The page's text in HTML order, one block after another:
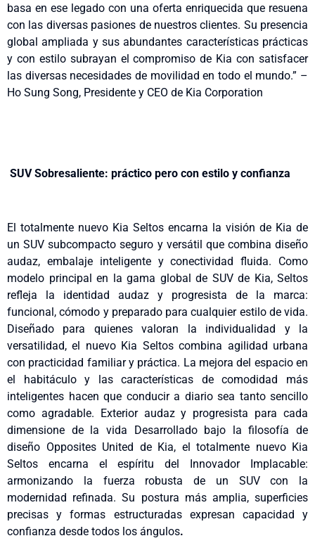
basa en ese legado con una oferta enriquecida que resuena
con las diversas pasiones de nuestros clientes. Su presencia
global ampliada y sus abundantes características prácticas
y con estilo subrayan el compromiso de Kia con satisfacer
las diversas necesidades de movilidad en todo el mundo.” –
Ho Sung Song, Presidente y CEO de Kia Corporation
SUV Sobresaliente: práctico pero con estilo y confianza
El totalmente nuevo Kia Seltos encarna la visión de Kia de
un SUV subcompacto seguro y versátil que combina diseño
audaz, embalaje inteligente y conectividad fluida. Como
modelo principal en la gama global de SUV de Kia, Seltos
refleja la identidad audaz y progresista de la marca:
funcional, cómodo y preparado para cualquier estilo de vida.
Diseñado para quienes valoran la individualidad y la
versatilidad, el nuevo Kia Seltos combina agilidad urbana
con practicidad familiar y práctica. La mejora del espacio en
el habitáculo y las características de comodidad más
inteligentes hacen que conducir a diario sea tanto sencillo
como agradable. Exterior audaz y progresista para cada
dimensione de la vida Desarrollado bajo la filosofía de
diseño Opposites United de Kia, el totalmente nuevo Kia
Seltos encarna el espíritu del Innovador Implacable:
armonizando la fuerza robusta de un SUV con la
modernidad refinada. Su postura más amplia, superficies
precisas y formas estructuradas expresan capacidad y
confianza desde todos los ángulos.